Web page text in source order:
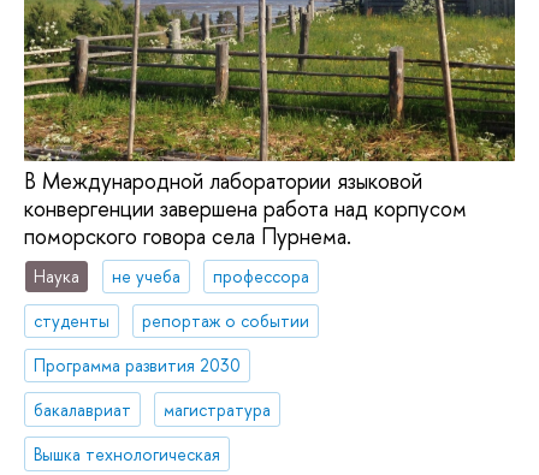
В Международной лаборатории языковой
конвергенции завершена работа над корпусом
поморского говора села Пурнема.
Наука не учеба
профессора
студенты
репортаж о событии
Программа развития 2030
бакалавриат
магистратура
Вышка технологическая